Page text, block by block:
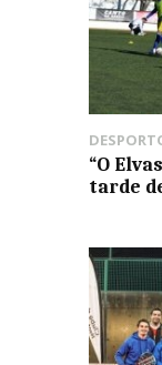
“O
tarde